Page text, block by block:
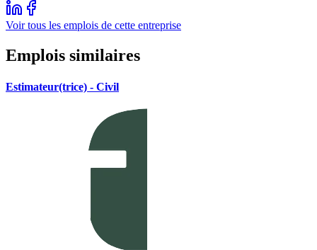
Voir tous les emplois de cette entreprise
Emplois similaires
Estimateur(trice) - Civil